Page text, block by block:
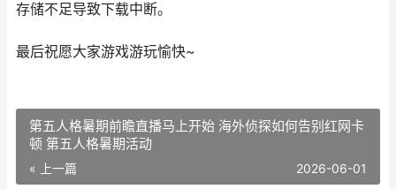
存储不足导致下载中断。
最后祝愿大家游戏游玩愉快~
第五人格暑期前瞻直播马上开始 海外侦探如何告别红网卡
顿 第五人格暑期活动
« 上一篇 2026-06-01